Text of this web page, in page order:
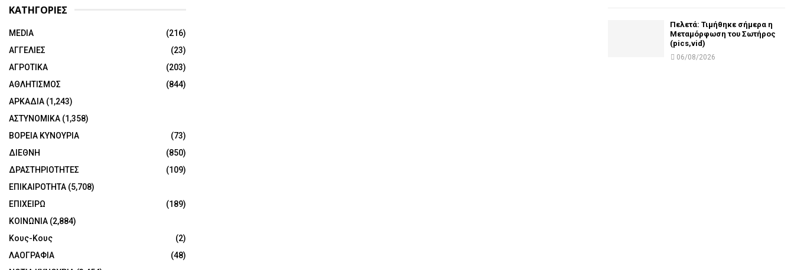
ΚΑΤΗΓΟΡΙΕΣ
MEDIA
(216)
ΑΓΓΕΛΙΕΣ
(23)
ΑΓΡΟΤΙΚΑ
(203)
ΑΘΛΗΤΙΣΜΟΣ
(844)
ΑΡΚΑΔΙΑ (1,243)
ΑΣΤΥΝΟΜΙΚΑ (1,358)
ΒΟΡΕΙΑ ΚΥΝΟΥΡΙΑ
(73)
ΔΙΕΘΝΗ
(850)
ΔΡΑΣΤΗΡΙΟΤΗΤΕΣ
(109)
ΕΠΙΚΑΙΡΟΤΗΤΑ (5,708)
ΕΠΙΧΕΙΡΩ
(189)
ΚΟΙΝΩΝΙΑ (2,884)
Κους-Κους
(2)
ΛΑΟΓΡΑΦΙΑ
(48)
Πελετά: Τιμήθηκε σήμερα η
Μεταμόρφωση του Σωτήρος
(pics,vid)
06/08/2026